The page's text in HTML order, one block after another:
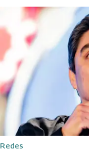
Redes